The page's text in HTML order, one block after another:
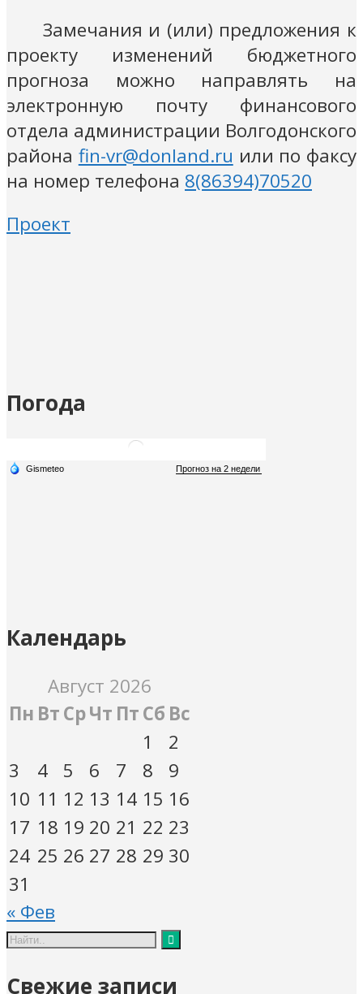
Замечания и (или) предложения к
проекту изменений бюджетного
прогноза можно направлять на
электронную почту финансового
отдела администрации Волгодонского
района fin-vr@donland.ru или по факсу
на номер телефона 8(86394)70520
Проект
Погода
Календарь
Август 2026
Пн ВтСрЧт ПтСб Вс
1
2
3
4 5 6 7 8
9
10 11 12 13 14 15 16
17 18 19 20 21 22 23
24 25 26 27 28 29 30
31
« Фев
Свежие записи